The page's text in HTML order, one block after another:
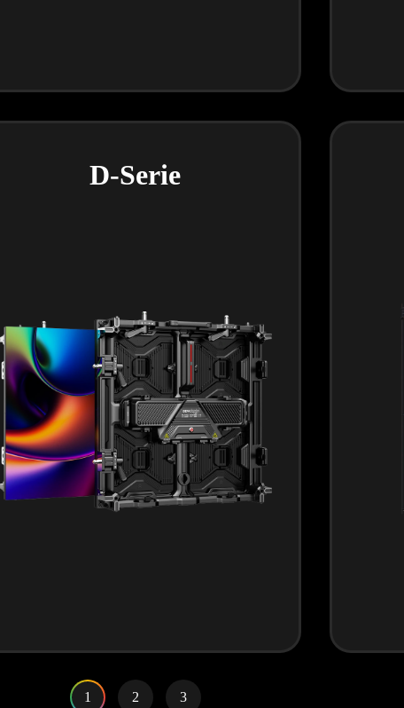
D-Serie
1 2 3